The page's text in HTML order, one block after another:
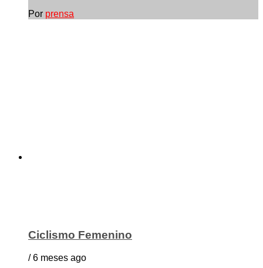
Por prensa
Ciclismo Femenino
/ 6 meses ago